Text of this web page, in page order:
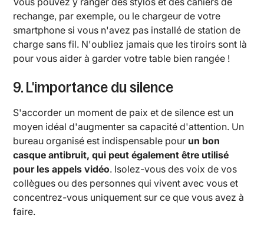
rechange, par exemple, ou le chargeur de votre
smartphone si vous n'avez pas installé de station de
charge sans fil. N'oubliez jamais que les tiroirs sont là
pour vous aider à garder votre table bien rangée !
9. L'importance du silence
S'accorder un moment de paix et de silence est un
moyen idéal d'augmenter sa capacité d'attention. Un
bureau organisé est indispensable pour un bon
casque antibruit, qui peut également être utilisé
pour les appels vidéo. Isolez-vous des voix de vos
collègues ou des personnes qui vivent avec vous et
concentrez-vous uniquement sur ce que vous avez à
faire.